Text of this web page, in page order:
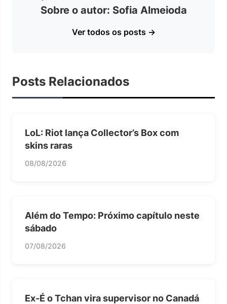
Sobre o autor: Sofia Almeioda
Ver todos os posts →
Posts Relacionados
LoL: Riot lança Collector’s Box com
skins raras
08/08/2026
Além do Tempo: Próximo capítulo neste
sábado
07/08/2026
Ex-É o Tchan vira supervisor no Canadá